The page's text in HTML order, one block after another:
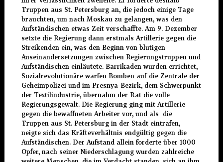
Truppen aus St. Petersburg an, die jedoch einige Tage
brauchten, um nach Moskau zu gelangen, was den
Aufständischen etwas Zeit verschaffte. Am 9. Dezember
setzte die Regierung dann erstmals Artillerie gegen die
Streikenden ein, was den Beginn von blutigen
Auseinandersetzungen zwischen Regierungstruppen und
Aufständischen einläutete. Barrikaden wurden errichtet,
Sozialrevolutionäre warfen Bomben auf die Zentrale der
Geheimpolizei und im Presnya-Bezirk, dem Schwerpunkt
der Textilindustrie, übernahm der Rat die volle
Regierungsgewalt. Die Regierung ging mit Artillerie
gegen die bewaffneten Arbeiter vor, und als die
Truppen aus St. Petersburg in der Stadt eintrafen,
neigte sich das Kräfteverhältnis endgültig gegen die
Aufständischen. Der Aufstand allein forderte über 1000
Opfer, nach seiner Niederschlagung wurden zahlreiche